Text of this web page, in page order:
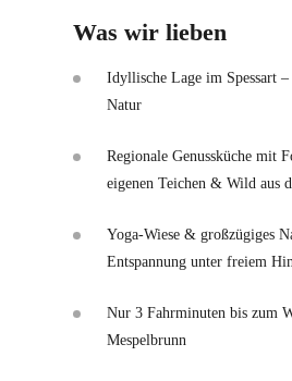
Was wir lieben
Idyllische Lage im Spessart
Natur
Regionale Genussküche mit
eigenen Teichen & Wild aus
Yoga-Wiese & großzügiges
Entspannung unter freiem
Nur 3 Fahrminuten bis zum
Mespelbrunn